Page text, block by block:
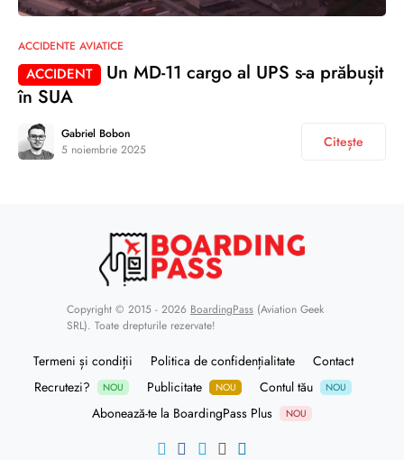
ACCIDENTE AVIATICE
ACCIDENT
Un MD-11 cargo al UPS s-a prăbușit
în SUA
Gabriel Bobon
5 noiembrie 2025
Citește
Copyright © 2015 - 2026 BoardingPass (Aviation Geek
SRL). Toate drepturile rezervate!
Termeni și condiții Politica de confidențialitate
Contact
Recrutezi?
NOU Publicitate NOU Contul tău NOU
Abonează-te la BoardingPass Plus NOU